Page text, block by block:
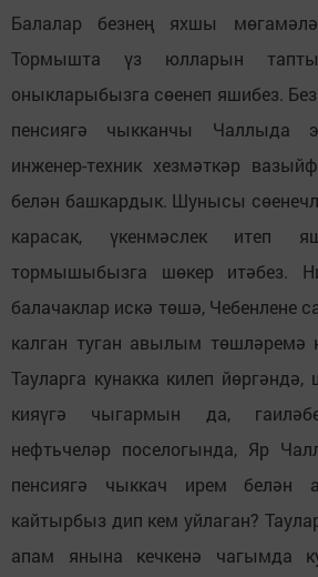
Балалар безнең яхшы
Тормышта үз юлларын
оныкларыбызга сөенеп яшибез.
пенсиягә чыкканчы Чаллыда
инженер-техник хезмәткәр
белән башкардык. Шунысы
карасак, үкенмәслек итеп
тормышыбызга шөкер итәбез.
балачаклар искә төшә, Чебенлене
калган туган авылым төшләремә
Тауларга кунакка килеп
кияүгә чыгармын да,
нефтьчеләр поселогында, Яр
пенсиягә чыккач ирем белән
кайтырбыз дип кем уйлаган?
апам янына кечкенә чагымда